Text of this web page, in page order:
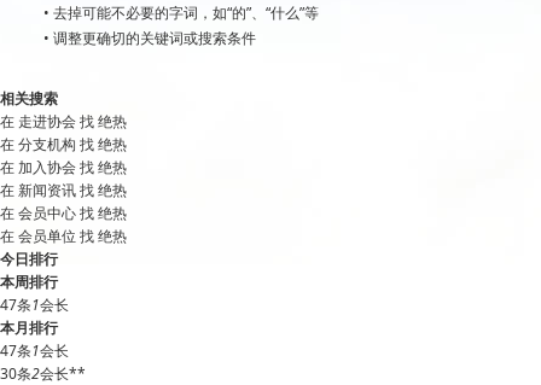
• 去掉可能不必要的字词，如“的”、“什么”等
• 调整更确切的关键词或搜索条件
相关搜索
在 走进协会找 绝热
在分支机构 找 绝热
在加入协会找 绝热
在新闻资讯找 绝热
在会员中心找 绝热
在会员单位 找 绝热
今日排行
本周排行
47条1会长
本月排行
47条1会长
30条2会长**